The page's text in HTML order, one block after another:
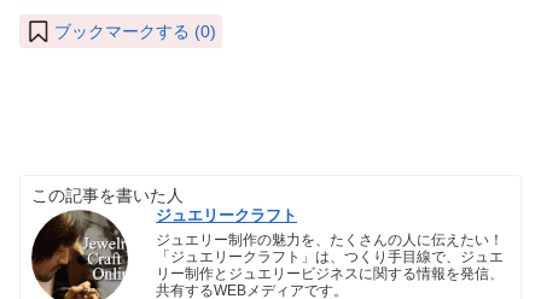
ブックマークする (0)
この記事を書いた人
ジュエリークラフト
ジュエリー制作の魅力を、たくさんの人に伝えたい！
「ジュエリークラフト」は、つくり手目線で、ジュエ
リー制作とジュエリービジネスに関する情報を発信、
共有するWEBメディアです。